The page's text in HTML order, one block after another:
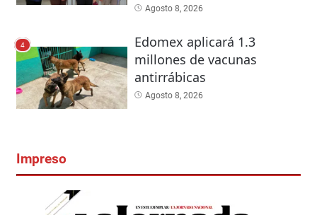
Agosto 8, 2026
4
Edomex aplicará 1.3
millones de vacunas
antirrábicas
Agosto 8, 2026
Impreso